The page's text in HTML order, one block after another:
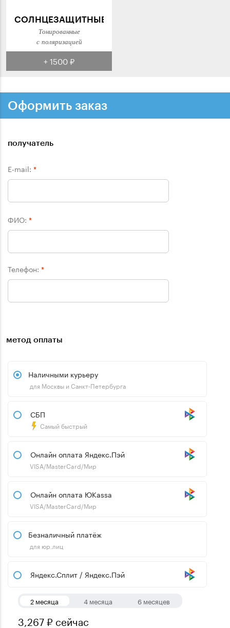
СОЛНЦЕЗАЩИТНЫЕ
Тонированные
с поляризацией
+ 1500 ₽
Оформить заказ
получатель
E-mail: *
ФИО: *
Телефон: *
метод оплаты
Наличными курьеру
для Москвы и Санкт-Петербурга
СБП
Самый быстрый
Онлайн оплата Яндекс.Пэй
VISA/MasterCard/Мир
Онлайн оплата ЮKassa
VISA/MasterCard/Мир
Безналичный платёж
для юр.лиц
Яндекс.Сплит / Яндекс.Пэй
2 месяца 4 месяца 6 месяцев
3,267 ₽ сейчас